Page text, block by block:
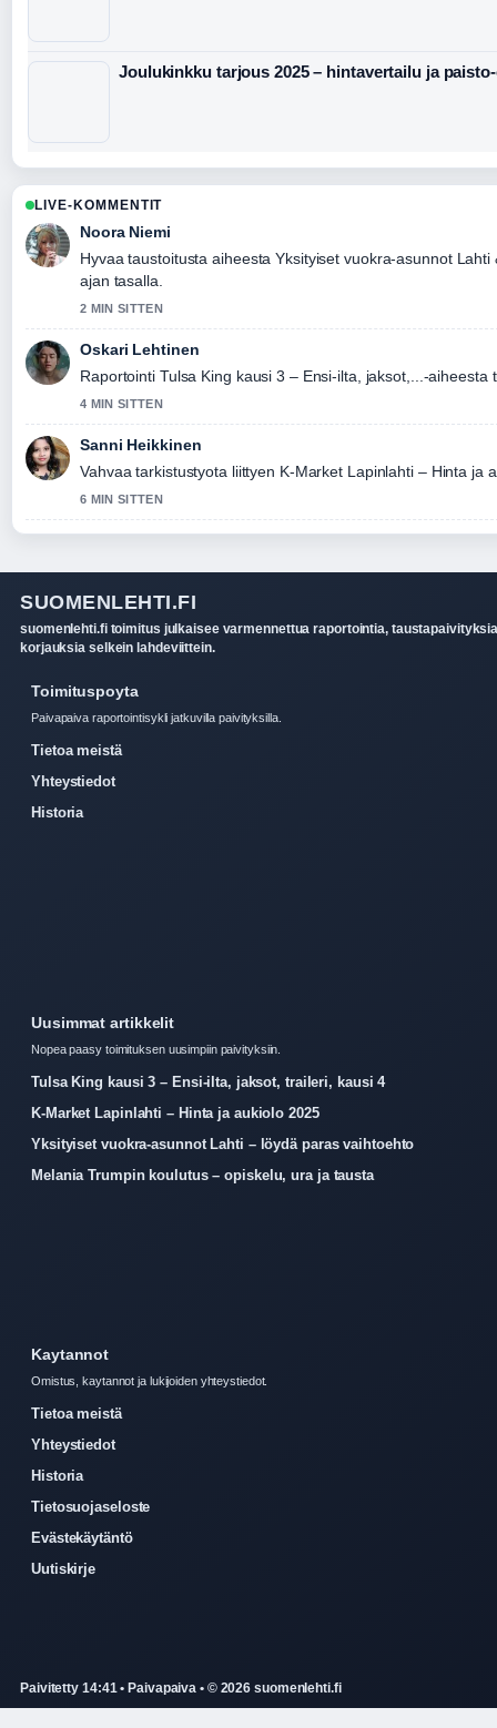
Joulukinkku tarjous 2025 – hintavertailu ja
LIVE-KOMMENTIT
Noora Niemi
Hyvaa taustoitusta aiheesta Yksityiset vuokra-asunnot
ajan tasalla.
2 MIN SITTEN
Oskari Lehtinen
Raportointi Tulsa King kausi 3 – Ensi-ilta, jaksot,...-
4 MIN SITTEN
Sanni Heikkinen
Vahvaa tarkistustyota liittyen K-Market Lapinlahti – Hinta ja
6 MIN SITTEN
SUOMENLEHTI.FI
suomenlehti.fi toimitus julkaisee varmennettua raportointia,
korjauksia selkein lahdeviittein.
Toimituspoyta
Paivapaiva raportointisykli jatkuvilla paivityksilla.
Tietoa meistä
Yhteystiedot
Historia
Uusimmat artikkelit
Nopea paasy toimituksen uusimpiin paivityksiin.
Tulsa King kausi 3 – Ensi-ilta, jaksot, traileri, kausi 4
K-Market Lapinlahti – Hinta ja aukiolo 2025
Yksityiset vuokra-asunnot Lahti – löydä paras vaihtoehto
Melania Trumpin koulutus – opiskelu, ura ja tausta
Kaytannot
Omistus, kaytannot ja lukijoiden yhteystiedot.
Tietoa meistä
Yhteystiedot
Historia
Tietosuojaseloste
Evästekäytäntö
Uutiskirje
Paivitetty 14:41 • Paivapaiva • © 2026 suomenlehti.fi